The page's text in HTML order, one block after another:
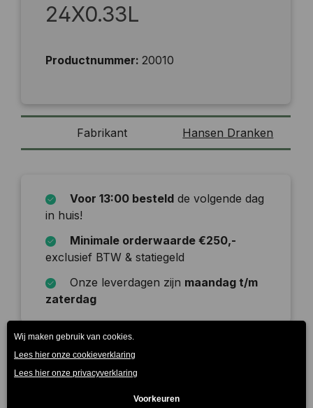
24X0.33L
Productnummer: 20010
Fabrikant Hansen Dranken
Voor 13:00 besteld de volgende dag
in huis!
Minimale orderwaarde €250,-
exclusief BTW & statiegeld
Onze leverdagen zijn maandag t/m
zaterdag
Beschrijving
het sporten en wordt sneller dan water in het